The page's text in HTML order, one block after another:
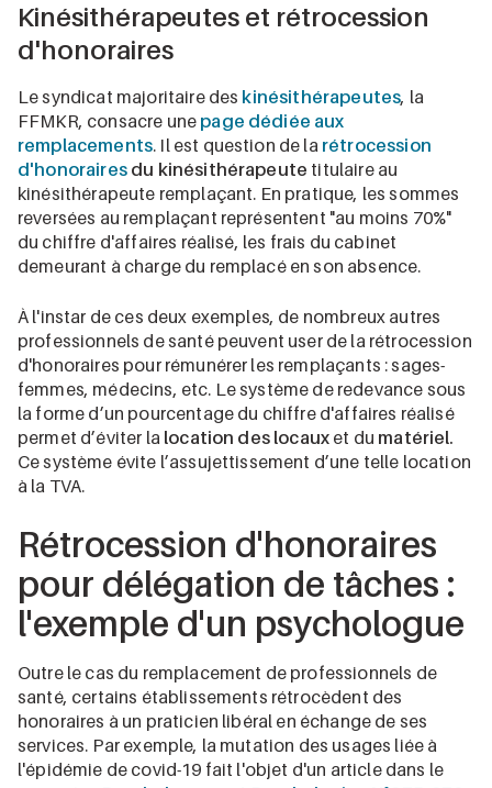
Kinésithérapeutes et rétrocession
d'honoraires
Le syndicat majoritaire des kinésithérapeutes, la
FFMKR, consacre une page dédiée aux
remplacements. Il est question de la rétrocession
d'honorairesdu kinésithérapeute titulaire au
kinésithérapeute remplaçant. En pratique, les sommes
reversées au remplaçant représentent "au moins 70%"
du chiffre d'affaires réalisé, les frais du cabinet
demeurant à charge du remplacé en son absence.
À l'instar de ces deux exemples, de nombreux autres
professionnels de santé peuvent user de la rétrocession
d'honoraires pour rémunérer les remplaçants : sages-
femmes, médecins, etc. Le système de redevance sous
la forme d’un pourcentage du chiffre d'affaires réalisé
permet d’éviter la location des locaux et du matériel.
Ce système évite l’assujettissement d’une telle location
à la TVA.
Rétrocession d'honoraires
pour délégation de tâches :
l'exemple d'un psychologue
Outre le cas du remplacement de professionnels de
santé, certains établissements rétrocèdent des
honoraires à un praticien libéral en échange de ses
services. Par exemple, la mutation des usages liée à
l'épidémie de covid-19 fait l'objet d'un article dans le